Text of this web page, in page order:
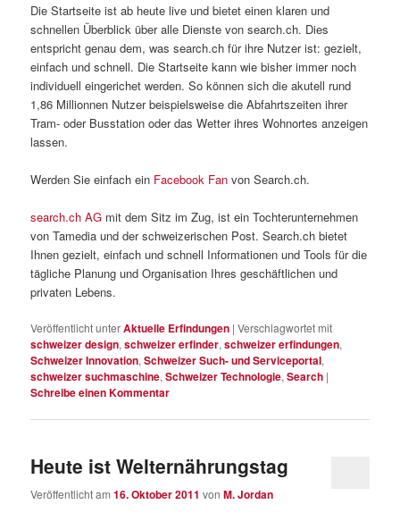
Die Startseite ist ab heute live und bietet einen klaren und
schnellen Überblick über alle Dienste von search.ch. Dies
entspricht genau dem, was search.ch für ihre Nutzer ist: gezielt,
einfach und schnell. Die Startseite kann wie bisher immer noch
individuell eingerichet werden. So können sich die akutell rund
1,86 Millionnen Nutzer beispielsweise die Abfahrtszeiten ihrer
Tram- oder Busstation oder das Wetter ihres Wohnortes anzeigen
lassen.
Werden Sie einfach ein Facebook Fan von Search.ch.
search.ch AG mit dem Sitz im Zug, ist ein Tochterunternehmen
von Tamedia und der schweizerischen Post. Search.ch bietet
Ihnen gezielt, einfach und schnell Informationen und Tools für die
tägliche Planung und Organisation Ihres geschäftlichen und
privaten Lebens.
Veröffentlicht unterAktuelle Erfindungen |Verschlagwortet mit
schweizer design,schweizer erfinder,schweizer erfindungen,
Schweizer Innovation,Schweizer Such- und Serviceportal,
schweizer suchmaschine,Schweizer Technologie,Search |
Schreibe einen Kommentar
Heute ist Welternährungstag
Veröffentlicht am16. Oktober 2011 vonM. Jordan